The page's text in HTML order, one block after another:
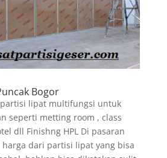
Bogor
lipat multifungsi untuk
seperti metting room , class
dll Finishng HPL Di pasaran
harga dari partisi lipat yang bisa